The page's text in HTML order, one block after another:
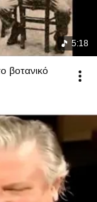
5:18
βοτανικό